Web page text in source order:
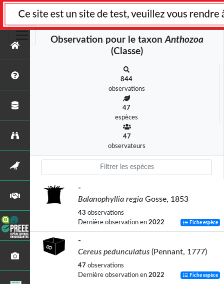
Observation pour le taxonAnthozoa
(Classe)
844
observations
47
espèces
47
observateurs
-
Balanophyllia regia Gosse, 1853
43 observations
Dernière observation en 2022 Fiche espèce
-
Cereus pedunculatus (Pennant, 1777)
47 observations
Dernière observation en 2022 Fiche espèce